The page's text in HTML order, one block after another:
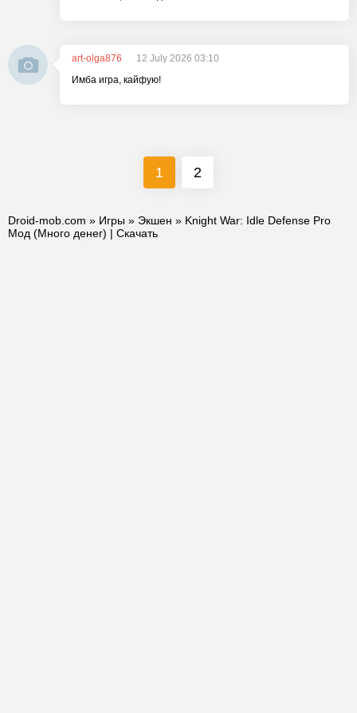
art-olga876
12 July 2026 03:10
Имба игра, кайфую!
1 2
Droid-mob.com » Игры » Экшен » Knight War: Idle Defense Pro
Мод (Много денег) | Скачать